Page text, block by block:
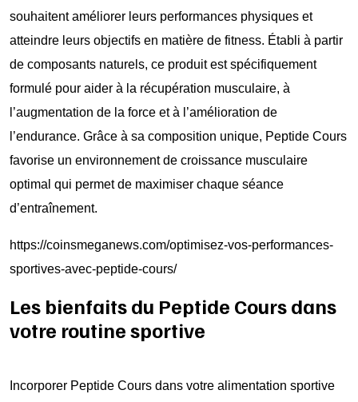
souhaitent améliorer leurs performances physiques et
atteindre leurs objectifs en matière de fitness. Établi à partir
de composants naturels, ce produit est spécifiquement
formulé pour aider à la récupération musculaire, à
l’augmentation de la force et à l’amélioration de
l’endurance. Grâce à sa composition unique, Peptide Cours
favorise un environnement de croissance musculaire
optimal qui permet de maximiser chaque séance
d’entraînement.
https://coinsmeganews.com/optimisez-vos-performances-
sportives-avec-peptide-cours/
Les bienfaits du Peptide Cours dans
votre routine sportive
Incorporer Peptide Cours dans votre alimentation sportive